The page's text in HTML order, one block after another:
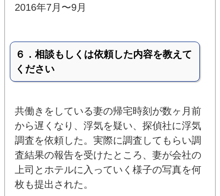
2016年7月〜9月
６．相談もしくは依頼した内容を教えて
ください
共働きをしている妻の帰宅時刻が数ヶ月前
から遅くなり、浮気を疑い、探偵社に浮気
調査を依頼した。実際に調査してもらい調
査結果の報告を受けたところ、妻が会社の
上司とホテルに入っていく様子の写真を何
枚も提出された。